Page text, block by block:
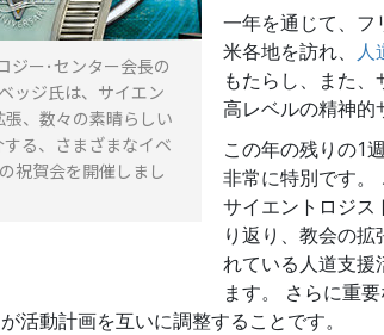
ジー･センター会長の
ッジ氏は、サイエン
張、数々の素晴らしい
る、さまざまなイベ
祝賀会を開催しまし
一年を通じて、フ
米各地を訪れ、 人
もたらし、また
高レベルの精神的
この年の残りの1
非常に特別です。
サイエントロジス
り返り、教会の
れている人道支援
ます。 さらに重
活動計画を互いに調整することです。